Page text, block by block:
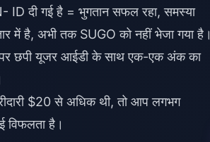
दी गई है = भुगतान सफल रहा, समस्या
है, अभी तक SUGO को नहीं भेजा गया है।
छपी यूजर आईडी के साथ एक-एक अंक का
$20 से अधिक थी, तो आप लगभग
विफलता है।